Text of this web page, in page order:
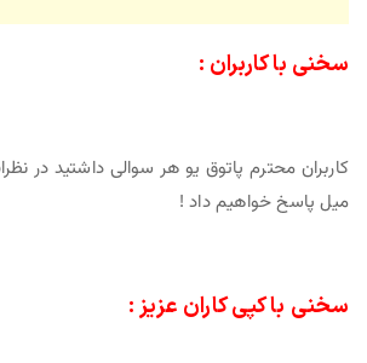
سخنی با کاربران :
کاربران محترم پاتوق یو هر سوالی داشتید در
میل پاسخ خواهیم داد !
سخنی با کپی کاران عزیز :